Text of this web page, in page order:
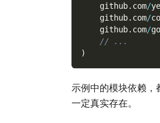
    github
. com/
    github
. com/
    github
. com/
// ...
)
示例中的模块依赖
一定真实存在。